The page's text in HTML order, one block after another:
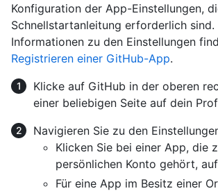
Konfiguration der App-Einstellungen,
Schnellstartanleitung erforderlich sind.
Informationen zu den Einstellungen
Registrieren einer GitHub-App.
Klicke auf GitHub in der oberen
einer beliebigen Seite auf dein
Navigieren Sie zu den
Klicken Sie bei einer App, die
persönlichen Konto gehört, auf
Für eine App im Besitz einer